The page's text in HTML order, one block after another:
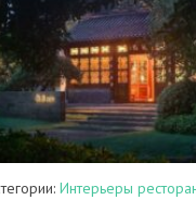
Интерьеры